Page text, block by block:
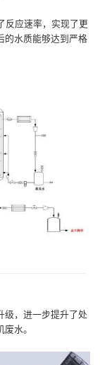
反应速率，实现了更
的水质能够达到严格
级，进一步提升了处
水。